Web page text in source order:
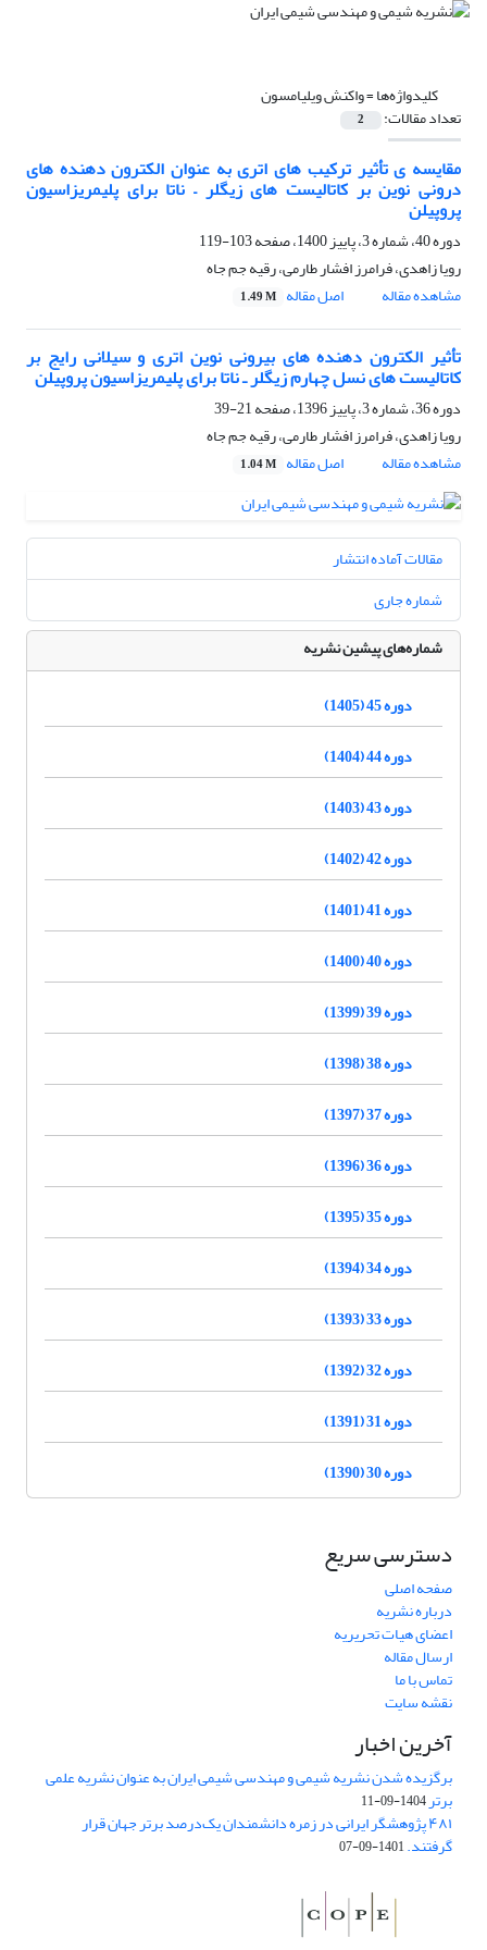
کلیدواژه‌ها =واکنش ویلیامسون
تعداد مقالات: 2
مقایسه ی تأثیر ترکیب های اتری به عنوان الکترون دهنده های
درونی نوین بر کاتالیست های زیگلر – ناتا برای پلیمریزاسیون
پروپیلن
دوره 40، شماره 3، پاییز 1400، صفحه
103-119
رویا زاهدی، فرامرز افشار طارمی، رقیه جم جاه
مشاهده مقاله
اصل مقاله 1.49 M
تأثیر الکترون دهنده های بیرونی نوین اتری و سیلانی رایج بر
کاتالیست های نسل چهارم زیگلر ـ ناتا برای پلیمریزاسیون پروپیلن
دوره 36، شماره 3، پاییز 1396، صفحه
21-39
رویا زاهدی، فرامرز افشار طارمی، رقیه جم جاه
مشاهده مقاله
اصل مقاله 1.04 M
مقالات آماده انتشار
شماره جاری
شماره‌های پیشین نشریه
دوره 45 (1405)
دوره 44 (1404)
دوره 43 (1403)
دوره 42 (1402)
دوره 41 (1401)
دوره 40 (1400)
دوره 39 (1399)
دوره 38 (1398)
دوره 37 (1397)
دوره 36 (1396)
دوره 35 (1395)
دوره 34 (1394)
دوره 33 (1393)
دوره 32 (1392)
دوره 31 (1391)
دوره 30 (1390)
دسترسی سریع
صفحه اصلی
درباره نشریه
اعضای هیات تحریریه
ارسال مقاله
تماس با ما
نقشه سایت
آخرین اخبار
برگزیده شدن نشریه شیمی و مهندسی شیمی ایران به عنوان نشریه علمی
برتر1404-09-11
۴۸۱ پژوهشگر ایرانی در زمره دانشمندان یک‌درصد برتر جهان قرار
گرفتند.1401-09-07